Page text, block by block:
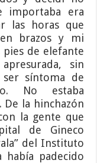
importaba era
las horas que
brazos y mi
de elefante
sin
síntoma de
No estaba
De la hinchazón
la gente que
de Gineco
del Instituto
había padecido